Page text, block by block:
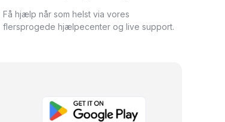
Få hjælp når som helst via vores
flersprogede hjælpecenter og live support.